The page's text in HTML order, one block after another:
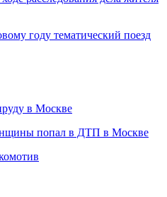
году тематический поезд
в Москве
попал в ДТП в Москве